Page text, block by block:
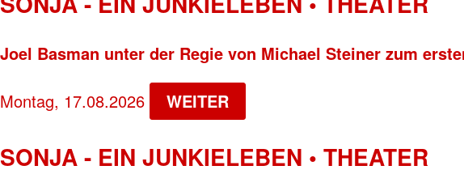
Joel Basman unter der Regie von Michael Steiner zum
Montag, 17.08.2026 WEITER
SONJA - EIN JUNKIELEBEN • THEATER